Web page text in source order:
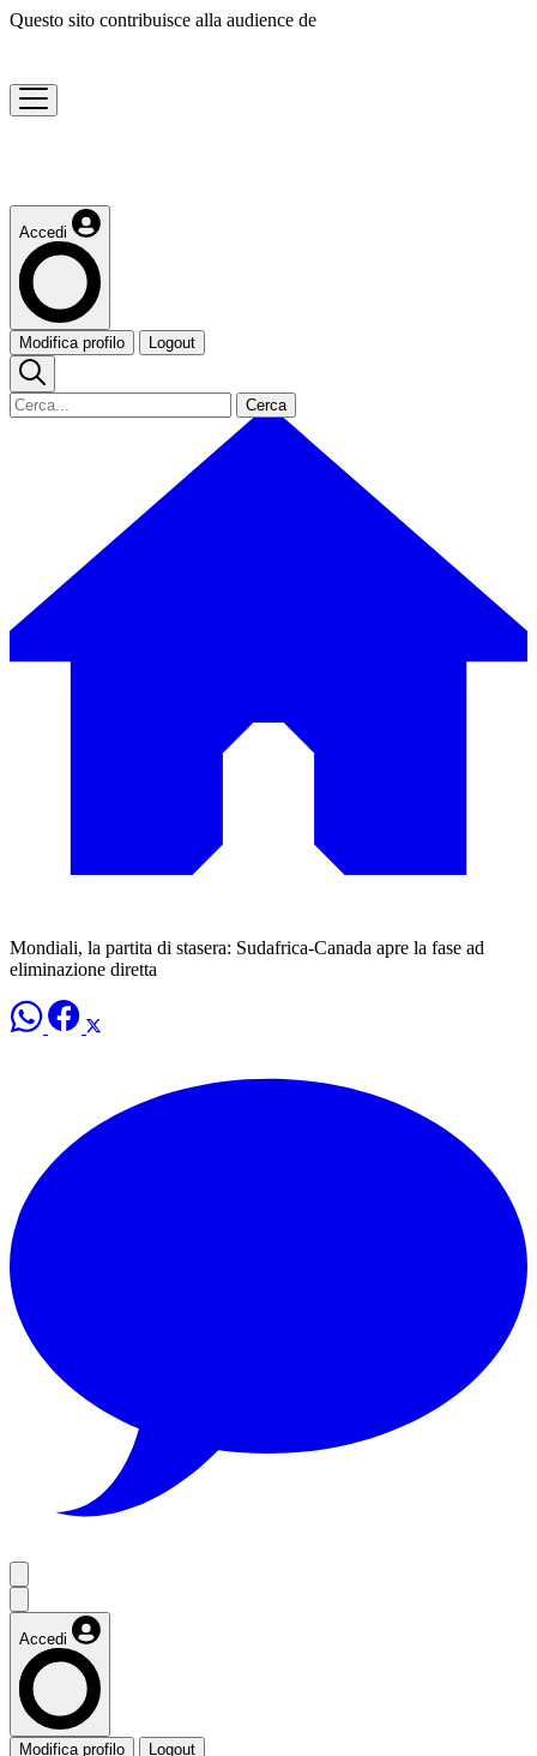
Questo sito contribuisce alla audience de
Accedi
Modifica profilo Logout
Cerca
Mondiali, la partita di stasera: Sudafrica-Canada apre la fase ad
eliminazione diretta
Accedi
Modifica profilo Logout